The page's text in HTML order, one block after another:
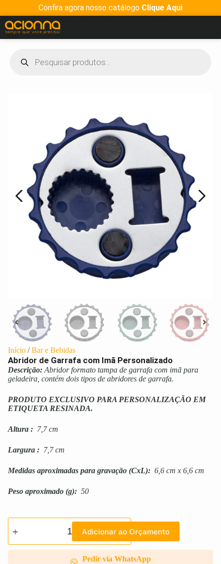
Confira agora nosso catálogo Clique Aqui
Início /Bar e Bebidas
Abridor de Garrafa com Imã Personalizado
Descrição: Abridor formato tampa de garrafa com imã para
geladeira, contém dois tipos de abridores de garrafa.
PRODUTO EXCLUSIVO PARA PERSONALIZAÇÃO EM
ETIQUETA RESINADA.
Altura : 7,7 cm
Largura : 7,7 cm
Medidas aproximadas para gravação (CxL): 6,6 cm x 6,6 cm
Peso aproximado (g): 50
Adicionar ao Orçamento
Pedir via WhatsApp